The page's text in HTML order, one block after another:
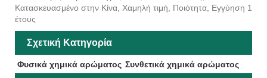
Κατασκευασμένο στην Κίνα, Χαμηλή τιμή, Ποιότητα, Εγγύηση 1
έτους
Σχετική Κατηγορία
Φυσικά χημικά αρώματος Συνθετικά χημικά αρώματος